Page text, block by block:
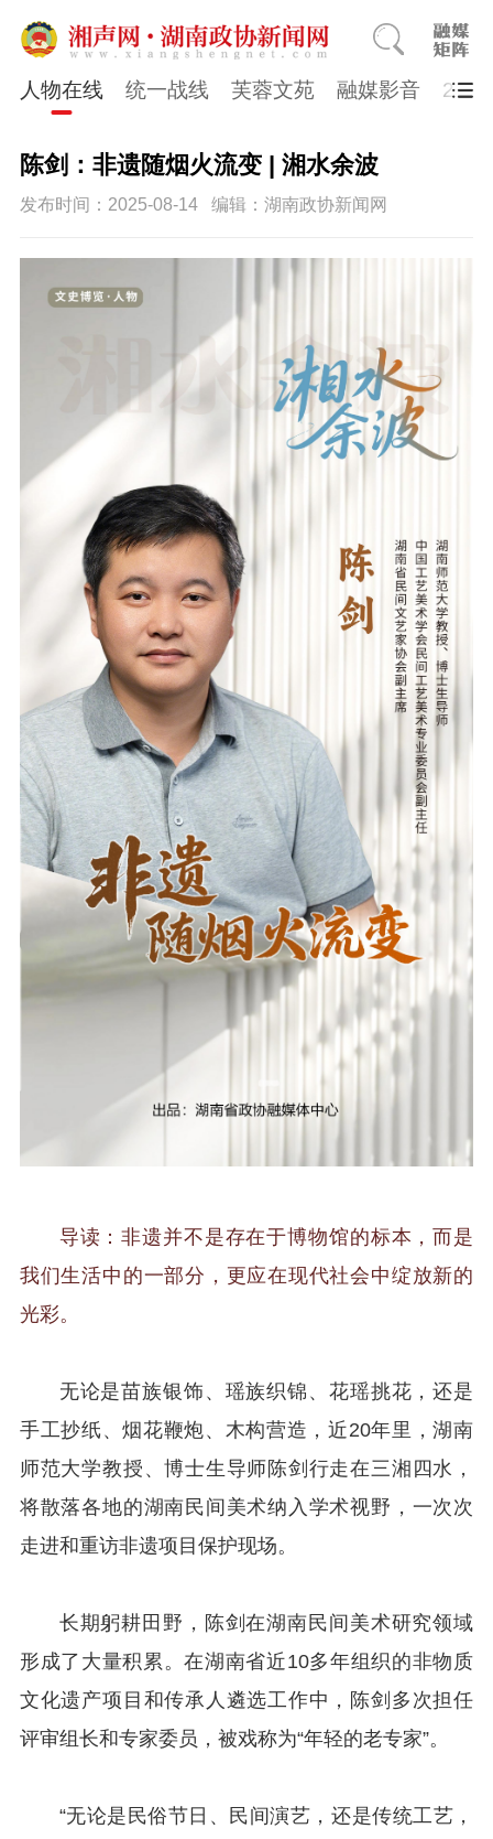
人物在线 统一战线 芙蓉文苑 融媒影音
陈剑：非遗随烟火流变 | 湘水余波
发布时间：2025-08-14 编辑：湖南政协新闻网
导读：非遗并不是存在于博物馆的标本，而是
我们生活中的一部分，更应在现代社会中绽放新的
光彩。
无论是苗族银饰、瑶族织锦、花瑶挑花，还是
手工抄纸、烟花鞭炮、木构营造，近20年里，湖南
师范大学教授、博士生导师陈剑行走在三湘四水，
将散落各地的湖南民间美术纳入学术视野，一次次
走进和重访非遗项目保护现场。
长期躬耕田野，陈剑在湖南民间美术研究领域
形成了大量积累。在湖南省近10多年组织的非物质
文化遗产项目和传承人遴选工作中，陈剑多次担任
评审组长和专家委员，被戏称为“年轻的老专家”。
“无论是民俗节日、民间演艺，还是传统工艺，